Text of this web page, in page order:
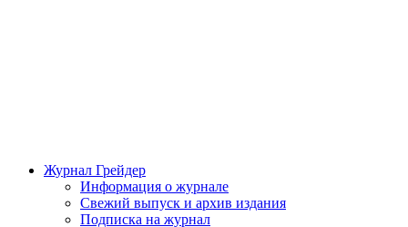
Журнал Грейдер
Информация о журнале
Свежий выпуск и архив издания
Подписка на журнал